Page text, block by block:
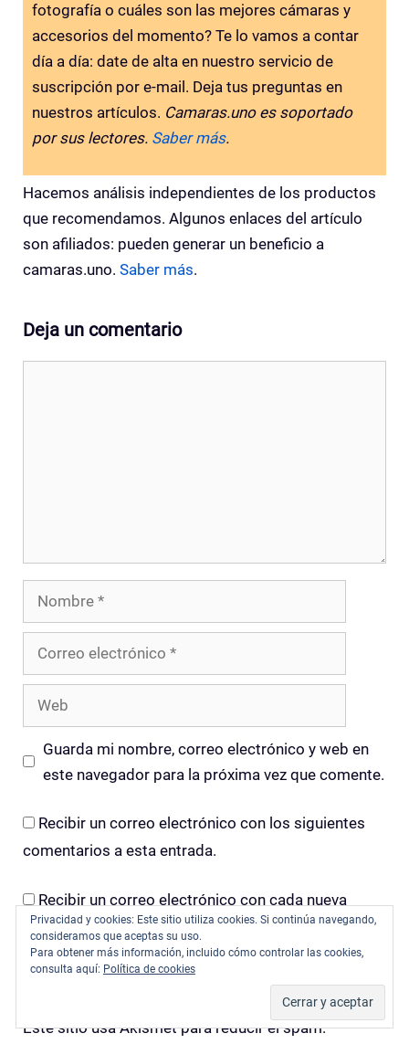
fotografía o cuáles son las mejores cámaras y
accesorios del momento? Te lo vamos a contar
día a día: date de alta en nuestro servicio de
suscripción por e-mail. Deja tus preguntas en
nuestros artículos. Camaras.uno es soportado
por sus lectores. Saber más.
Hacemos análisis independientes de los productos
que recomendamos. Algunos enlaces del artículo
son afiliados: pueden generar un beneficio a
camaras.uno. Saber más.
Deja un comentario
Nombre
Correo
Web
Guarda mi nombre, correo electrónico y web en
este navegador para la próxima vez que comente.
Recibir un correo electrónico con los siguientes
comentarios a esta entrada.
Recibir un correo electrónico con cada nueva
entrada.
Este sitio usa Akismet para reducir el spam.
Privacidad y cookies: Este sitio utiliza cookies. Si continúa navegando,
consideramos que aceptas su uso.
Para obtener más información, incluido cómo controlar las cookies,
consulta aquí: Política de cookies